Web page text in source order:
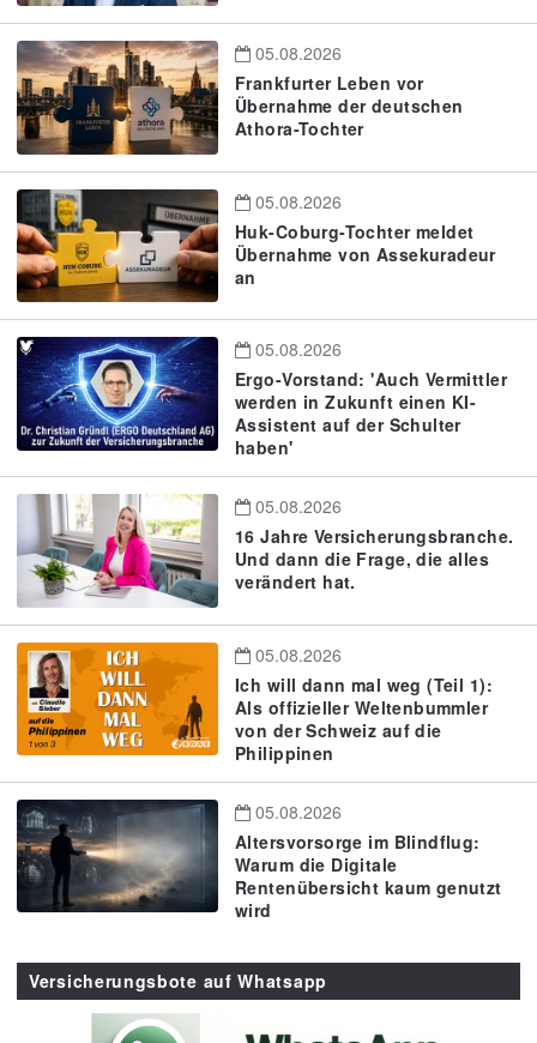
05.08.2026
Frankfurter Leben vor
Übernahme der deutschen
Athora-Tochter
05.08.2026
Huk-Coburg-Tochter meldet
Übernahme von Assekuradeur
an
05.08.2026
Ergo-Vorstand: 'Auch Vermittler
werden in Zukunft einen KI-
Assistent auf der Schulter
haben'
05.08.2026
16 Jahre Versicherungsbranche.
Und dann die Frage, die alles
verändert hat.
05.08.2026
Ich will dann mal weg (Teil 1):
Als offizieller Weltenbummler
von der Schweiz auf die
Philippinen
05.08.2026
Altersvorsorge im Blindflug:
Warum die Digitale
Rentenübersicht kaum genutzt
wird
Versicherungsbote auf Whatsapp